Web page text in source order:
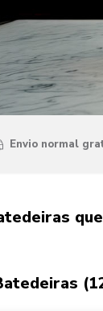
Envio normal